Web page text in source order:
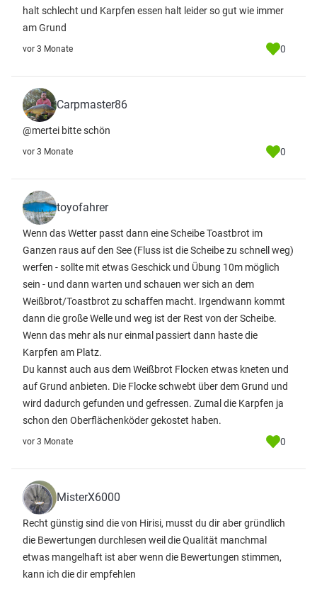
halt schlecht und Karpfen essen halt leider so gut wie immer
am Grund
vor 3 Monate 0
Carpmaster86
@mertei bitte schön
vor 3 Monate 0
toyofahrer
Wenn das Wetter passt dann eine Scheibe Toastbrot im
Ganzen raus auf den See (Fluss ist die Scheibe zu schnell weg)
werfen - sollte mit etwas Geschick und Übung 10m möglich
sein - und dann warten und schauen wer sich an dem
Weißbrot/Toastbrot zu schaffen macht. Irgendwann kommt
dann die große Welle und weg ist der Rest von der Scheibe.
Wenn das mehr als nur einmal passiert dann haste die
Karpfen am Platz.
Du kannst auch aus dem Weißbrot Flocken etwas kneten und
auf Grund anbieten. Die Flocke schwebt über dem Grund und
wird dadurch gefunden und gefressen. Zumal die Karpfen ja
schon den Oberflächenköder gekostet haben.
vor 3 Monate 0
MisterX6000
Recht günstig sind die von Hirisi, musst du dir aber gründlich
die Bewertungen durchlesen weil die Qualität manchmal
etwas mangelhaft ist aber wenn die Bewertungen stimmen,
kann ich die dir empfehlen